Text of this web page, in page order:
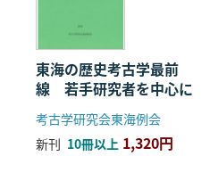
東海の歴史考古学最前
線 若手研究者を中心に
考古学研究会東海例会
新刊 10冊以上 1,320円